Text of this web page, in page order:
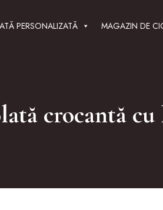
PERSONALIZATĂ MAGAZIN DE
crocantă cu